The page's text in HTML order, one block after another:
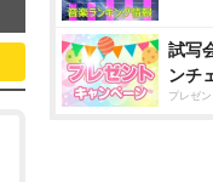
試写
ンチ
プレゼ